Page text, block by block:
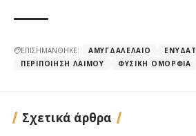
ΕΠΙΣΗΜΑΝΘΗΚΕ: ΑΜΥΓΔΑΛΈΛΑΙΟ
ΠΕΡΙΠΟΊΗΣΗ ΛΑΙΜΟΎ
ΦΥΣΙΚΉ ΟΜΟΡΦΙΆ
Σχετικά άρθρα